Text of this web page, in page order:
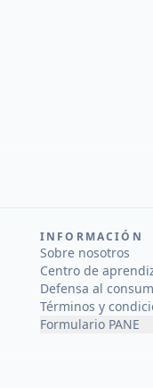
INFORMACIÓN
Sobre nosotros
Centro de
Defensa al
Términos y
Formulario PANE